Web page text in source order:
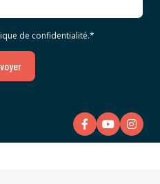
de confidentialité.*